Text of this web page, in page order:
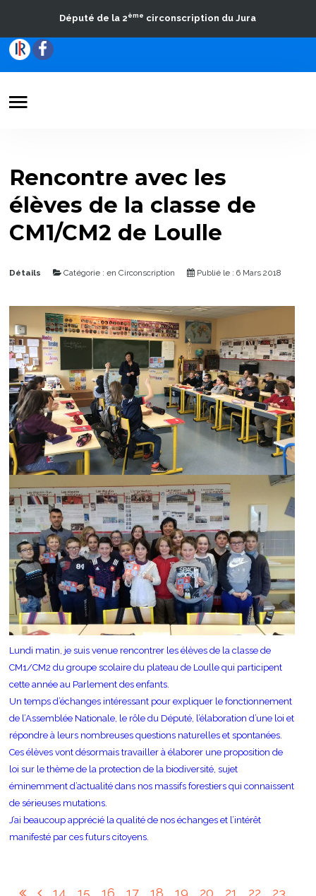
Travaux parlementaires
La Circonscription
Contact
Député de la 2ème circonscription du Jura
Rencontre avec les
élèves de la classe de
CM1/CM2 de Loulle
Détails Catégorie :en Circonscription Publié le : 6 Mars 2018
Lundi matin, je suis venue rencontrer les élèves de la classe de
CM1/CM2 du groupe scolaire du plateau de Loulle qui participent
cette année au Parlement des enfants.
Un temps d’échanges intéressant pour expliquer le fonctionnement
de l’Assemblée Nationale, le rôle du Député, l’élaboration d’une loi et
répondre à leurs nombreuses questions naturelles et spontanées.
Ces élèves vont désormais travailler à élaborer une proposition de
loi sur le thème de la protection de la biodiversité, sujet
éminemment d’actualité dans nos massifs forestiers qui connaissent
de sérieuses mutations.
J’ai beaucoup apprécié la qualité de nos échanges et l’intérêt
manifesté par ces futurs citoyens.